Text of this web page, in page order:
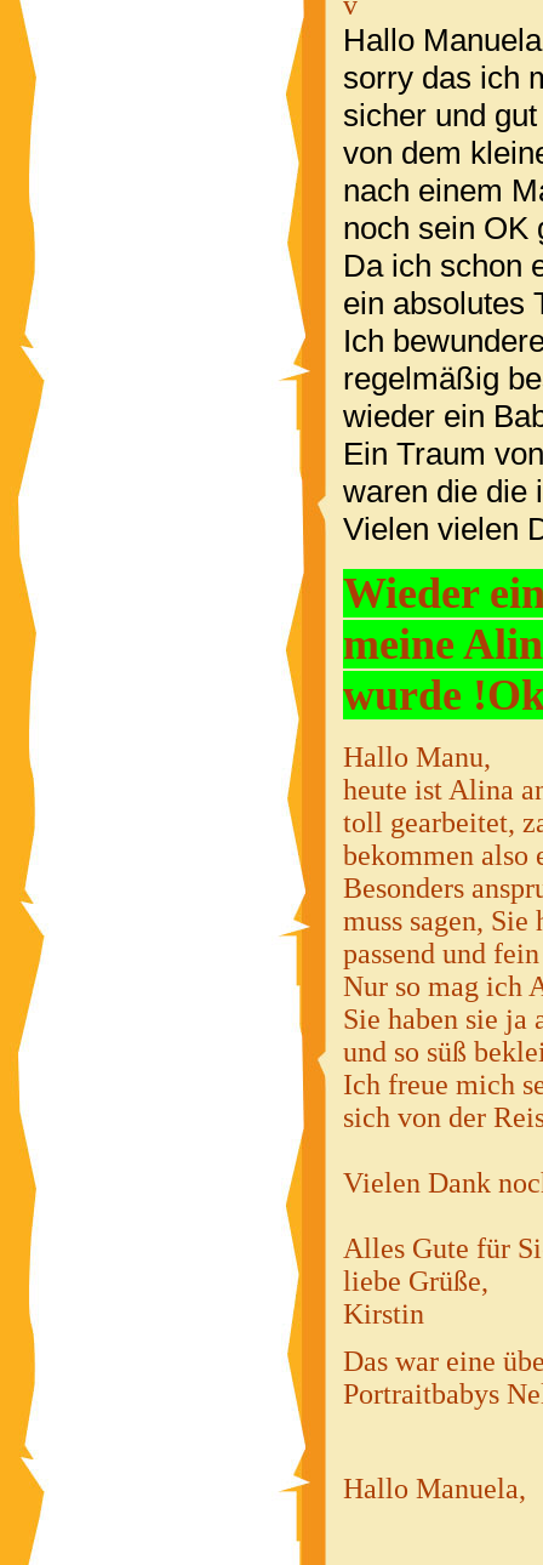
Hallo
sorry das ich
sicher und
von dem
nach einem
noch sein OK
Da ich schon
ein absolutes
Ich
regelmäßig
wieder ein
Ein Traum
waren die die
Vielen vielen
Wieder
meine
wurde
Hallo Manu,
heute ist Alina
toll gearbeitet,
bekommen
Besonders
muss sagen,
passend und
Nur so mag ich
Sie haben sie ja
und so süß
Ich freue mich
sich von der
Vielen Dank
Alles Gute für
liebe Grüße,
Kirstin
Das war eine
Portraitbabys
Hallo Manuela,